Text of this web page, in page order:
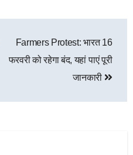
Farmers Protest: भारत 16
फरवरी को रहेगा बंद, यहां पाएं पूरी
जानकारी